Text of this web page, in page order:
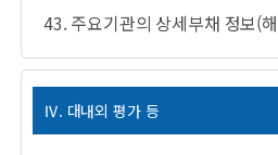
43. 주요기관의 상세부채 정보(
Ⅳ. 대내외 평가 등